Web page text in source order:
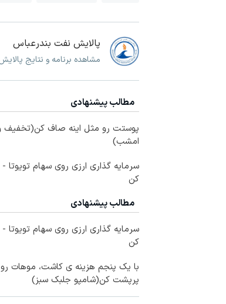
پالایش نفت بندرعباس
مشاهده برنامه و نتایج
مطالب پیشنهادی
پوستت رو مثل اینه صاف کن(تخفیف
امشب)
سرمایه گذاری ارزی روی سهام تویوتا
کن
مطالب پیشنهادی
سرمایه گذاری ارزی روی سهام تویوتا
کن
با یک پنجم هزینه ی کاشت، موهات رو
پرپشت کن(شامپو جلبک سبز)